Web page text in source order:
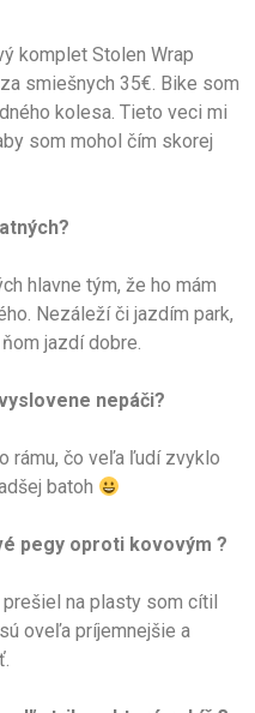
komplet Stolen Wrap
smiešnych 35€. Bike som
kolesa. Tieto veci mi
som mohol čím skorej
hlavne tým, že ho mám
Nezáleží či jazdím park,
jazdí dobre.
nepáči?
rámu, čo veľa ľudí zvyklo
batoh
pegy oproti kovovým ?
na plasty som cítil
oveľa príjemnejšie a